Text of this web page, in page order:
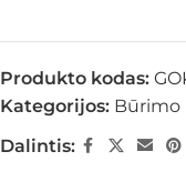
Produkto kodas:
Kategorijos: Būrimo
Dalintis: